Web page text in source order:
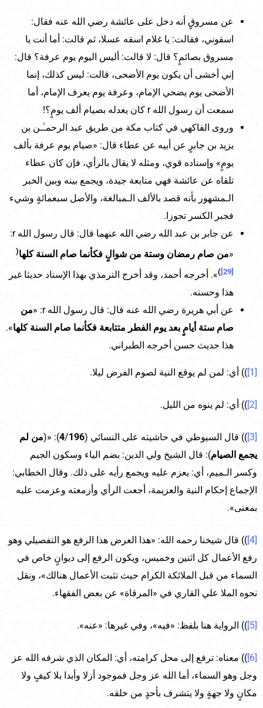
عن مسروقٍ أنه دخل على عائشة رضي الله عنه فقال:
اسقوني، فقالت: يا غلام اسقه عسلا، ثم قالت: أما أنت يا
مسروق بصائمٍ؟ قال: لا قالت: أليس اليوم يوم عرفة؟ قال:
إني أخشى أن يكون يوم الأضحى، قالت: ليس كذلك، إنما
الأضحى يوم يضحي الإمام، وعرفة يوم يعرف الإمام، أما
سمعت أن رسول الله r كان يعدله بصيام ألف يومٍ؟!
وروى الفاكهي في كتاب مكة من طريق عبد الرحمـٰـن بن
يزيد بن جابرٍ عن أبيه عن عطاء قال: «صيام يوم عرفة بألف
يومٍ» وإسناده قوي، ومثله لا يقال بالرأي، فإن كان عطاء
تلقاه عن عائشة فهي متابعة جيدة، ويجمع بينه وبين الخبر
الـمشهور بأنه قصد بالألف الـمبالغة، والأصل سبعمائةٍ وشيء
فجبر الكسر تجوزا.
عن جابر بن عبد الله رضي الله عنهما قال: قال رسول الله r:
«من صام رمضان وستة من شوالٍ فكأنما صام السنة كلها(
[29]
)». أخرجه أحمد، وقد أخرج الترمذي بهذا الإسناد حديثا غير
هذا وحسنه.
عن أبي هريرة رضي الله عنه قال: قال رسول الله r: «
من
صام ستة أيامٍ بعد يوم الفطر متتابعة فكأنما صام السنة كلها».
هذا حديث حسن أخرجه الطبراني.
[1] )) أي: لمن لم يوقع النية لصوم الفرض ليلا.
[2] )) أي: لم ينوه من الليل.
[3] )) قال السيوطي في حاشيته على النسائي ( 4/196
): «(من لم
يجمع الصيام): قال الشيخ ولي الدين: بضم الياء وسكون الجيم
وكسر الـميم، أي: يعزم عليه ويجمع رأيه على ذلك. وقال الخطابي:
الإجماع إحكام النية والعزيمة، أجعت الرأي وأزمعته وعزمت عليه
بمعنى».
[4]
)) قال شيخنا رحمه الله: «هذا العرض هذا الرفع هو التفصيلي وهو
رفع الأعمال كل اثنين وخميس، ويكون الرفع إلى ديوانٍ خاص في
السماء من قبل الملائكة الكرام حيث تثبت الأعمال هنالك»، ونقل
نحوه الملا علي القاري في «المرقاة» عن بعض الفقهاء.
[5] )) الرواية هنا بلفظ: «فيه»، وفي غيرها: «عنه».
[6]
)) معناه: ترفع إلى محل كرامته، أي: المكان الذي شرفه الله عز
وجل وهو السماء، أما الله عز وجل فموجود أزلا وأبدا بلا كيفٍ ولا
مكانٍ ولا جهةٍ ولا يتشرف بأحدٍ من خلقه.